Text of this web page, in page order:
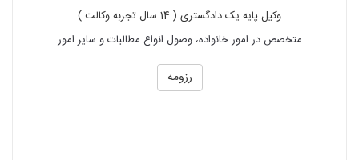
وکیل پایه یک دادگستری ( 14 سال تجربه وکالت )
متخصص در امور خانواده، وصول انواع مطالبات و سایر امور
رزومه